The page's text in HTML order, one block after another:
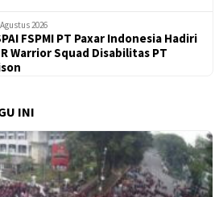
2026
FSPMI PT Paxar Indonesia Hadiri
Warrior Squad Disabilitas PT
INI